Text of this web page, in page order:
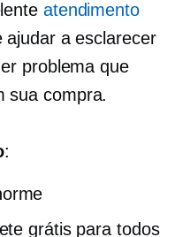
atendimento
ajudar a esclarecer
problema que
sua compra.
:
grátis para todos